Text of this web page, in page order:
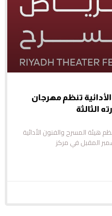
تنظم مهرجان
الثالثة
هيئة المسرح والفنون الأدائية